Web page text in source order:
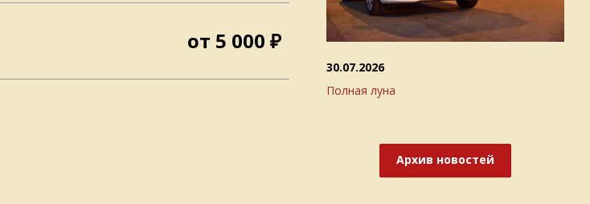
от 5 000 ₽
Полная луна
30.07.2026
Архив новостей